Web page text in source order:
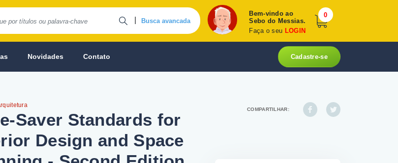
Busca avancada
Bem-vindo ao
Sebo do Messias.
Faça o seu LOGIN
0
Novidades Contato Cadastre-se
Saver Standards for
Design and Space
COMPARTILHAR: